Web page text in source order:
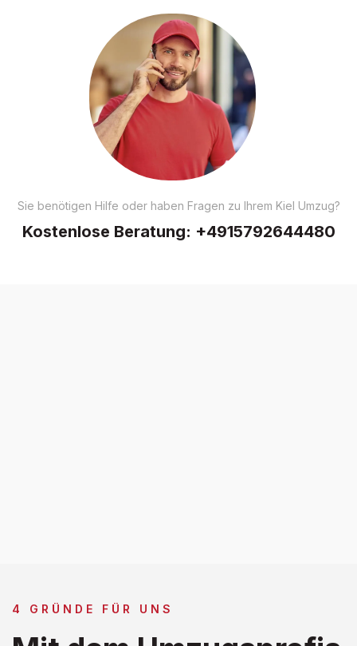
Sie benötigen Hilfe oder haben Fragen zu Ihrem Kiel Umzug?
Kostenlose Beratung: +4915792644480
4 GRÜNDE FÜR UNS